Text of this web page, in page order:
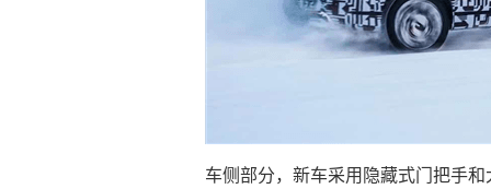
车侧部分，新车采用隐藏式门把手